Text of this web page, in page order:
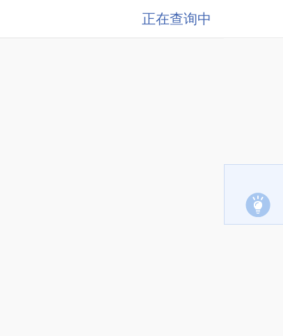
正在查询中